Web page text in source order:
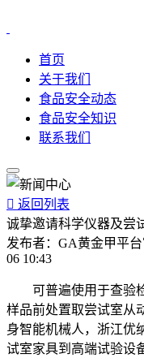
首页
关于我们
食品安全动态
食品安全知识
联系我们
 返回列表
诚挚邀请科学仪器及尝
发布者： GA黄金甲平台
06 10:43
可普遍使用于查验检
样品前处置取尝试室从
身智能机械人，浙江优
试室家具到高端试验设